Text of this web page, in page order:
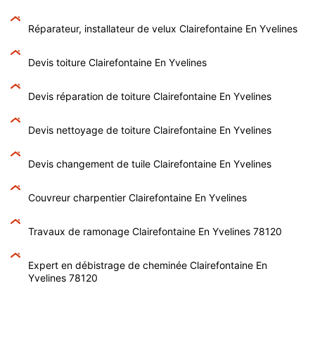
Réparateur, installateur de velux Clairefontaine En Yvelines
Devis toiture Clairefontaine En Yvelines
Devis réparation de toiture Clairefontaine En Yvelines
Devis nettoyage de toiture Clairefontaine En Yvelines
Devis changement de tuile Clairefontaine En Yvelines
Couvreur charpentier Clairefontaine En Yvelines
Travaux de ramonage Clairefontaine En Yvelines 78120
Expert en débistrage de cheminée Clairefontaine En
Yvelines 78120